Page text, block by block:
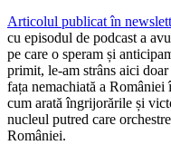
Articolul publicat în
cu episodul de podcast a
pe care o speram și
primit, le-am strâns aici
fața nemachiată a României
cum arată îngrijorările și
nucleul putred care
României.